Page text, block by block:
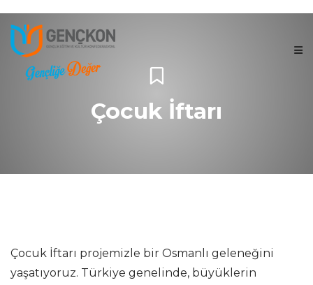
Çocuk İftarı
Çocuk İftarı projemizle bir Osmanlı geleneğini
yaşatıyoruz. Türkiye genelinde, büyüklerin